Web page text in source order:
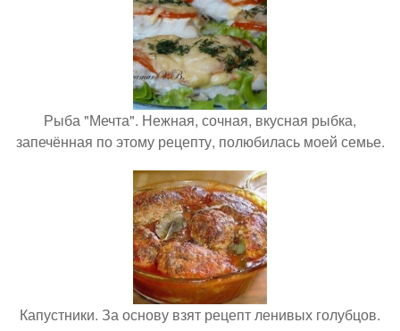
Рыба "Мечта". Нежная, сочная, вкусная рыбка,
запечённая по этому рецепту, полюбилась моей семье.
Капустники. За основу взят рецепт ленивых голубцов.